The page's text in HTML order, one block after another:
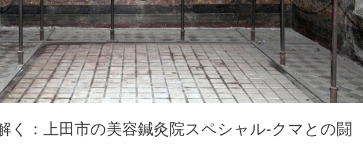
く：上田市の美容鍼灸院スペシャル-クマとの闘